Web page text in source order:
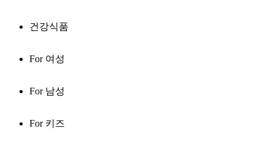
건강식품
For 여성
For 남성
For 키즈